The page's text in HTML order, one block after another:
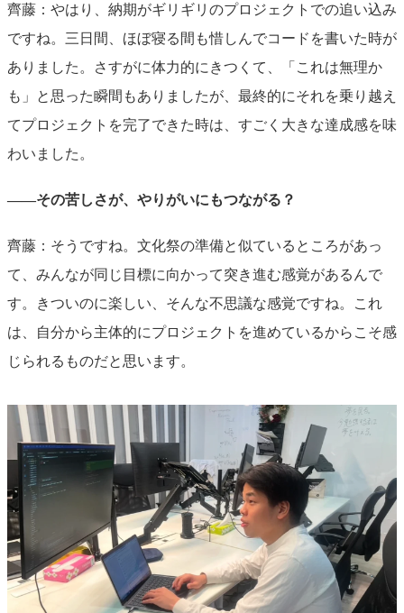
齊藤：やはり、納期がギリギリのプロジェクトでの追い込み
ですね。三日間、ほぼ寝る間も惜しんでコードを書いた時が
ありました。さすがに体力的にきつくて、「これは無理か
も」と思った瞬間もありましたが、最終的にそれを乗り越え
てプロジェクトを完了できた時は、すごく大きな達成感を味
わいました。
――その苦しさが、やりがいにもつながる？
齊藤：そうですね。文化祭の準備と似ているところがあっ
て、みんなが同じ目標に向かって突き進む感覚があるんで
す。きついのに楽しい、そんな不思議な感覚ですね。これ
は、自分から主体的にプロジェクトを進めているからこそ感
じられるものだと思います。